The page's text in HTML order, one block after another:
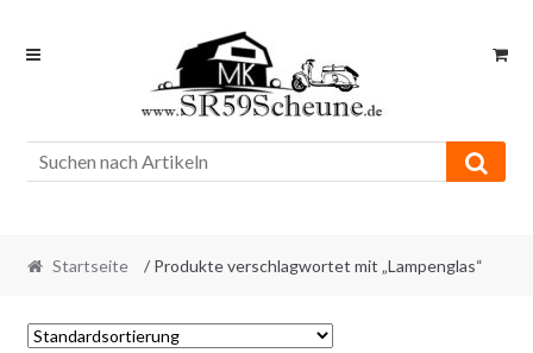
Skip
Skip
Startseite / Produkte verschlagwortet mit „Lampenglas“